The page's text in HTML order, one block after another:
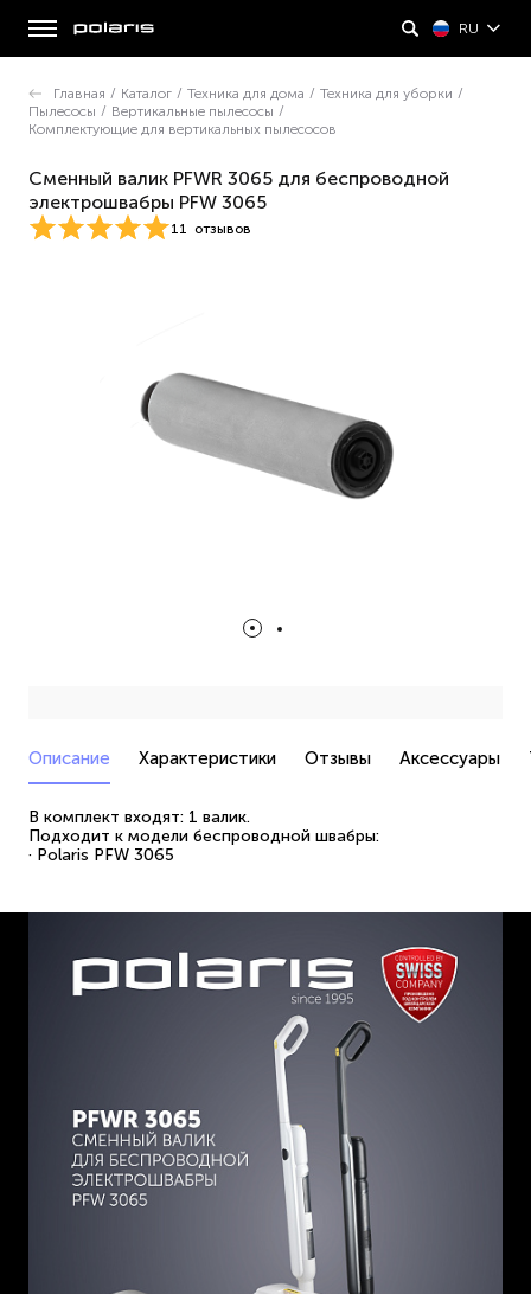
RU
Главная / Каталог / Техника для дома / Техника для уборки /
Пылесосы / Вертикальные пылесосы /
Комплектующие для вертикальных пылесосов
Сменный валик PFWR 3065 для беспроводной
электрошвабры PFW 3065
11 отзывов
Описание Характеристики Отзывы Аксессуары
В комплект входят: 1 валик.
Подходит к модели беспроводной швабры:
· Polaris PFW 3065